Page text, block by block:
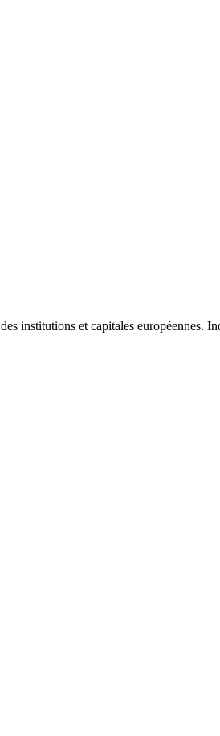
institutions et capitales européennes.